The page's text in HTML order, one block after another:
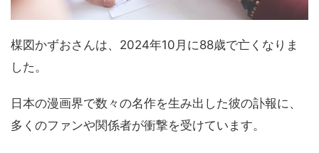
楳図かずおさんは、2024年10月に88歳で亡くなりま
した。
日本の漫画界で数々の名作を生み出した彼の訃報に、
多くのファンや関係者が衝撃を受けています。